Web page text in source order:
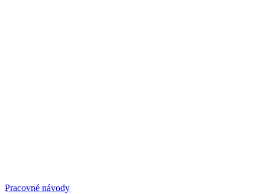
Pracovné návody